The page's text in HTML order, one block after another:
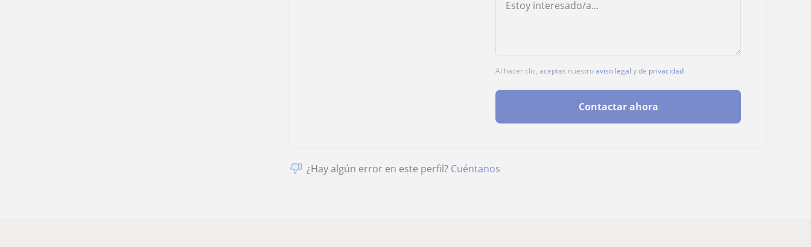
Al hacer clic, aceptas nuestroaviso legal y de privacidad
Contactar ahora
¿Hay algún error en este perfil? Cuéntanos